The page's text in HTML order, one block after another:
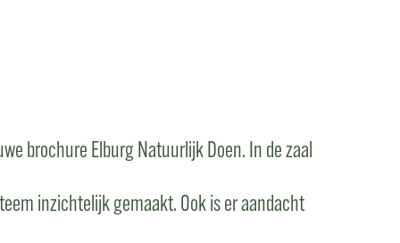
brochure Elburg Natuurlijk Doen. In de zaal
inzichtelijk gemaakt. Ook is er aandacht